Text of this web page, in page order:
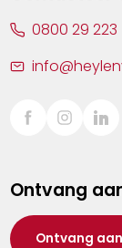
Sint-Truiden
Waasland
Wuustwezel
0800 29 223
Ontvang
Ontvang